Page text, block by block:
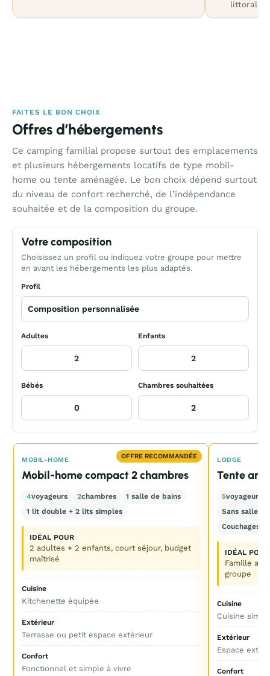
littoral.
FAITES LE BON CHOIX
Offres d’hébergements
Ce camping familial propose surtout des emplacements
et plusieurs hébergements locatifs de type mobil-
home ou tente aménagée. Le bon choix dépend surtout
du niveau de confort recherché, de l’indépendance
souhaitée et de la composition du groupe.
Votre composition
Choisissez un profil ou indiquez votre groupe pour mettre
en avant les hébergements les plus adaptés.
Profil
Adultes Enfants
Bébés Chambres souhaitées
OFFRE RECOMMANDÉE
MOBIL-HOME
Mobil-home compact 2 chambres
4voyageurs 2chambres
1 salle de bains
1 lit double + 2 lits simples
IDÉAL POUR
2 adultes + 2 enfants, court séjour, budget
maîtrisé
Cuisine
Kitchenette équipée
Extérieur
Terrasse ou petit espace extérieur
Confort
Fonctionnel et simple à vivre
LODGE
Tente
5voyageurs
Sans salle
Couchages
IDÉAL POUR
Famille
groupe
Cuisine
Cuisine
Extérieur
Espace
Confort